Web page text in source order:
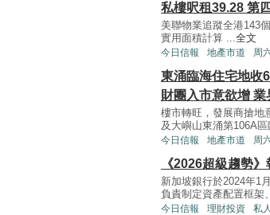
私樓呎租39.28 第
美聯物業追蹤全港143
實用面積計算 ...全文
今日信報 地產市道 周
東涌臨海住宅地收
財團入市意欲增
樓市轉旺，發展商搶地
及大嶼山東涌第106A
今日信報 地產市道 周
《2026超級趨勢
新加坡銀行於2024年1
負責制定資產配置框架
今日信報 理財投資 私